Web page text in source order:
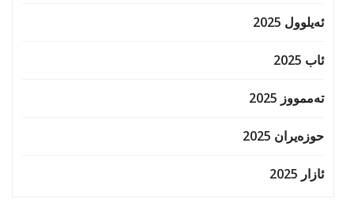
ئەیلوول 2025
ئاب 2025
تەممووز 2025
حوزه‌یران 2025
ئازار 2025